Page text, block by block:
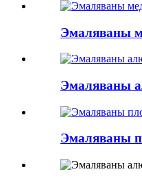
Эмаляваны
Эмаляваны
Эмаляваны